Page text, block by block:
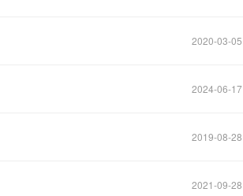
2020-03-05
2024-06-17
2019-08-28
2021-09-28